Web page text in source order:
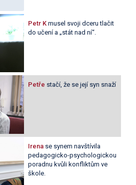
Petr K musel svoji dceru tlačit
do učení a „stát nad ní“.
Petře stačí, že se její syn snaží
Irena se synem navštívila
pedagogicko-psychologickou
poradnu kvůli konfliktům ve
škole.